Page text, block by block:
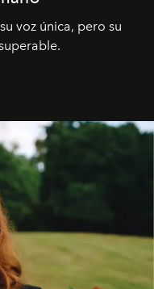
voz única, pero su